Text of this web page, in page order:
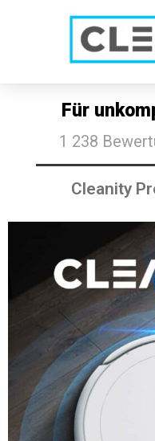
SALE:
Für
1 238
Cleanity